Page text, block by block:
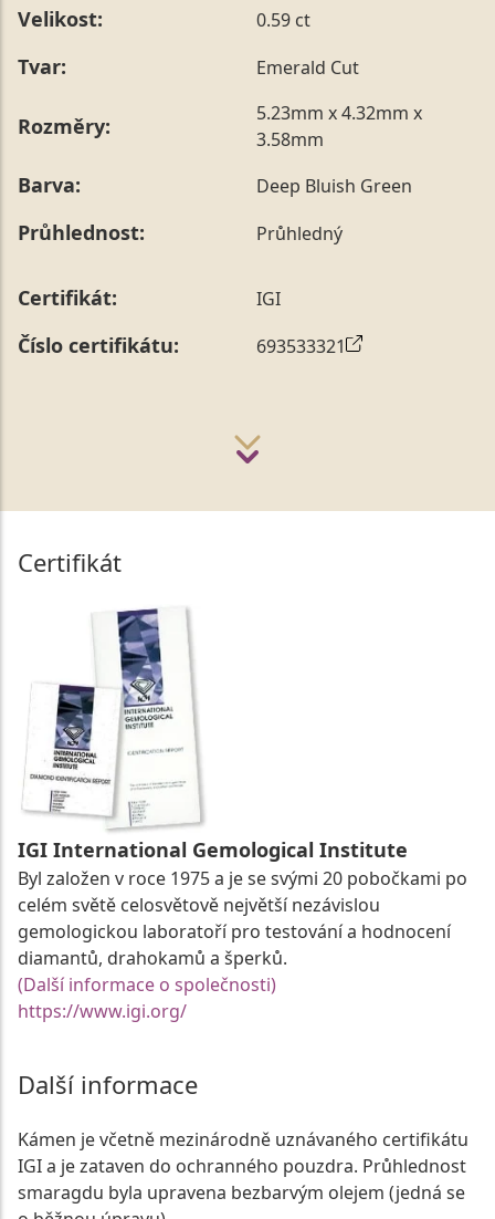
Velikost: 0.59 ct
Tvar: Emerald Cut
Rozměry:
5.23mm x 4.32mm x
3.58mm
Barva: Deep Bluish Green
Průhlednost: Průhledný
Certifikát: IGI
Číslo certifikátu: 693533321
Certifikát
IGI International Gemological Institute
Byl založen v roce 1975 a je se svými 20 pobočkami po
celém světě celosvětově největší nezávislou
gemologickou laboratoří pro testování a hodnocení
diamantů, drahokamů a šperků.
(Další informace o společnosti)
https://www.igi.org/
Další informace
Kámen je včetně mezinárodně uznávaného certifikátu
IGI a je zataven do ochranného pouzdra. Průhlednost
smaragdu byla upravena bezbarvým olejem (jedná se